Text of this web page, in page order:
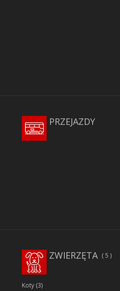
PRZEJAZDY
ZWIERZĘTA 5
Koty(3)